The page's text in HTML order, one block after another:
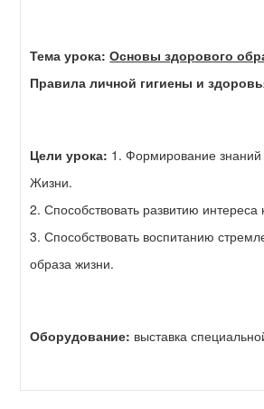
Тема урока:Основы здорового
Правила личной гигиены и
Цели урока: 1. Формирование
Жизни.
2. Способствовать развитию интереса
3. Способствовать воспитанию
образа жизни.
Оборудование: выставка